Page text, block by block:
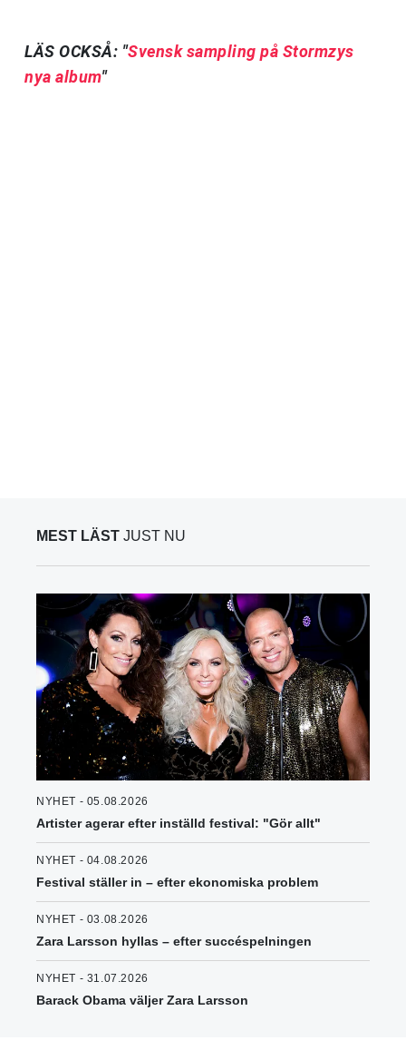
LÄS OCKSÅ: "Svensk sampling på Stormzys
nya album"
MEST LÄST JUST NU
NYHET - 05.08.2026
Artister agerar efter inställd festival: "Gör allt"
NYHET - 04.08.2026
Festival ställer in – efter ekonomiska problem
NYHET - 03.08.2026
Zara Larsson hyllas – efter succéspelningen
NYHET - 31.07.2026
Barack Obama väljer Zara Larsson